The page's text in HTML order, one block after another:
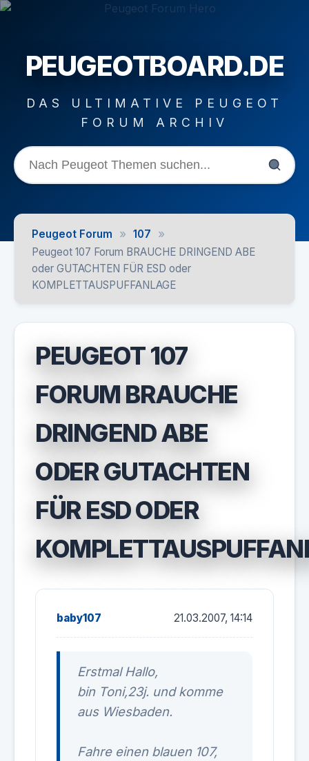
PEUGEOTBOARD.DE
DAS ULTIMATIVE PEUGEOT
FORUM ARCHIV
Peugeot Forum » 107 »
Peugeot 107 Forum BRAUCHE DRINGEND ABE
oder GUTACHTEN FÜR ESD oder
KOMPLETTAUSPUFFANLAGE
PEUGEOT 107
FORUM BRAUCHE
DRINGEND ABE
ODER GUTACHTEN
FÜR ESD ODER
baby107 21.03.2007, 14:14
Erstmal Hallo,
bin Toni,23j. und komme
aus Wiesbaden.
Fahre einen blauen 107,